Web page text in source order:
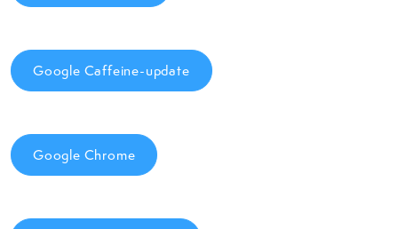
Google Caffeine-update
Google Chrome